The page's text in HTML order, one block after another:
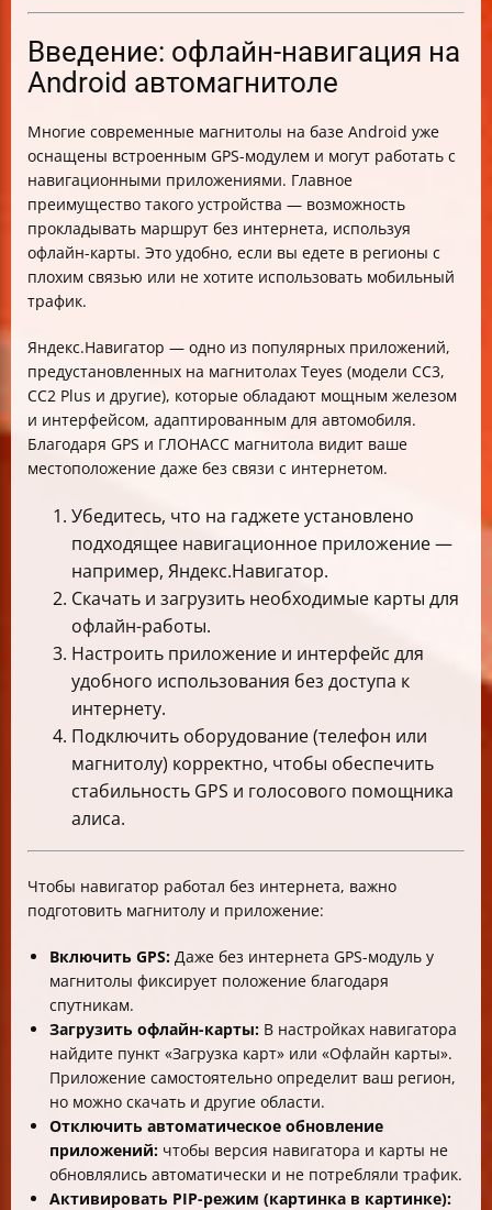
Введение: офлайн-навигация на
Android автомагнитоле
Многие современные магнитолы на базе Android уже
оснащены встроенным GPS-модулем и могут работать с
навигационными приложениями. Главное
преимущество такого устройства — возможность
прокладывать маршрут без интернета, используя
офлайн-карты. Это удобно, если вы едете в регионы с
плохим связью или не хотите использовать мобильный
трафик.
Яндекс.Навигатор — одно из популярных приложений,
предустановленных на магнитолах Teyes (модели CC3,
CC2 Plus и другие), которые обладают мощным железом
и интерфейсом, адаптированным для автомобиля.
Благодаря GPS и ГЛОНАСС магнитола видит ваше
местоположение даже без связи с интернетом.
Убедитесь, что на гаджете установлено
подходящее навигационное приложение —
например, Яндекс.Навигатор.
Скачать и загрузить необходимые карты для
офлайн-работы.
Настроить приложение и интерфейс для
удобного использования без доступа к
интернету.
Подключить оборудование (телефон или
магнитолу) корректно, чтобы обеспечить
стабильность GPS и голосового помощника
алиса.
Чтобы навигатор работал без интернета, важно
подготовить магнитолу и приложение:
Включить GPS: Даже без интернета GPS-модуль у
магнитолы фиксирует положение благодаря
спутникам.
Загрузить офлайн-карты: В настройках навигатора
найдите пункт «Загрузка карт» или «Офлайн карты».
Приложение самостоятельно определит ваш регион,
но можно скачать и другие области.
Отключить автоматическое обновление
приложений: чтобы версия навигатора и карты не
обновлялись автоматически и не потребляли трафик.
Активировать PIP-режим (картинка в картинке):